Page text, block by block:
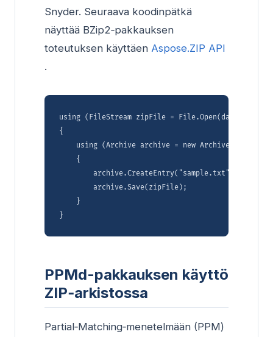
Snyder. Seuraava koodinpätkä
näyttää BZip2‑pakkauksen
toteutuksen käyttäen Aspose.ZIP API
.
using (FileStream zipFile = File.Open(dataDir +
{
using (Archive archive = new Archive(new
    {
archive.CreateEntry("sample.txt", dataDir
        archive.Save(zipFile);
    }
PPMd-pakkauksen käyttö
ZIP‑arkistossa
Partial‑Matching‑menetelmään (PPM)